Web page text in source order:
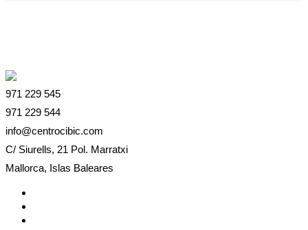
971 229 545
971 229 544
info@centrocibic.com
C/ Siurells, 21 Pol. Marratxi
Mallorca, Islas Baleares